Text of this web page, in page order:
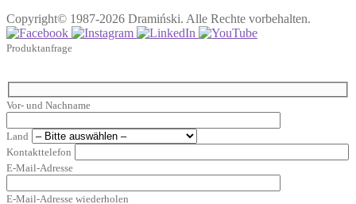
Copyright© 1987-2026 Dramiński. Alle Rechte vorbehalten.
Produktanfrage
Vor- und Nachname
Land
Kontakttelefon
E-Mail-Adresse
E-Mail-Adresse wiederholen